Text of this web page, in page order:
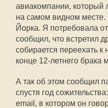
авиакомпании, который
на самом видном
Йорка. Я потребовала
сообщил, что встретил
собирается переехать к
конце 12-летнего брака
А так об этом сообщил
спустя год
email, в котором он